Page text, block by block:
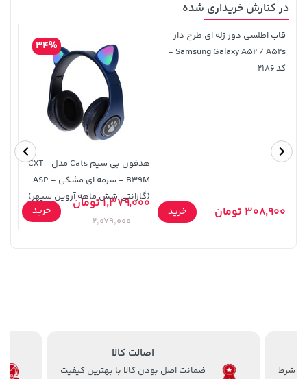
27,280,000 تومان 1,109,000 تومان خرید
در کنارش خریداری شده
قاب اطلسی دور ژله ای طرح دار
Samsung Galaxy A52 / A52s -
کد 2186
308,900 تومان خرید
هدفون بی سیم Cats مدل CXT-
B39M - سرمه ای مشکی - ASP
(گارانتی شش ماهه آروین سپهر)
34%
1,379,000 تومان
2,079,000
خرید
اصالت کالا
ضمانت اصل بودن کالا با بهترین کیفیت